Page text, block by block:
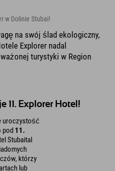
w Dolinie Stubai!
na swój ślad ekologiczny,
Explorer nadal
turystyki w Region
11. Explorer Hotel!
uroczystość
pod 11.
Stubaital
którzy
lub